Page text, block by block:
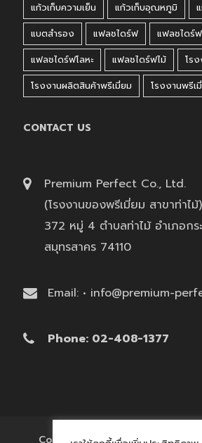
แก้วเก็บความเย็น
แก้วเก็บอุณหภูมิ
แบตสำรอง
แฟลชไดร์ฟ
แฟลชไดร์
แฟลชไดร์ฟโลหะ
แฟลชไดร์ฟไม้
โร
โรงงานผลิตสินค้าพรีเมี่ยม
โรงงานพรีเ
CONTACT US
Premium Perfect Co., Ltd.
(โรงงานของพรีเมี่ยม สาขาท่าไม้)
372 หมู่ 4 ตำบลท่าไม้ อำเภอก
สมุทรสาคร 74110
Email: • info@premium-
Phone: 02-408-1377
Copyright © 2017 'โรงงานของพ